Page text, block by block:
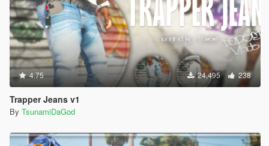
4.75 24,495 238
Trapper Jeans v1
By TsunamiDaGod